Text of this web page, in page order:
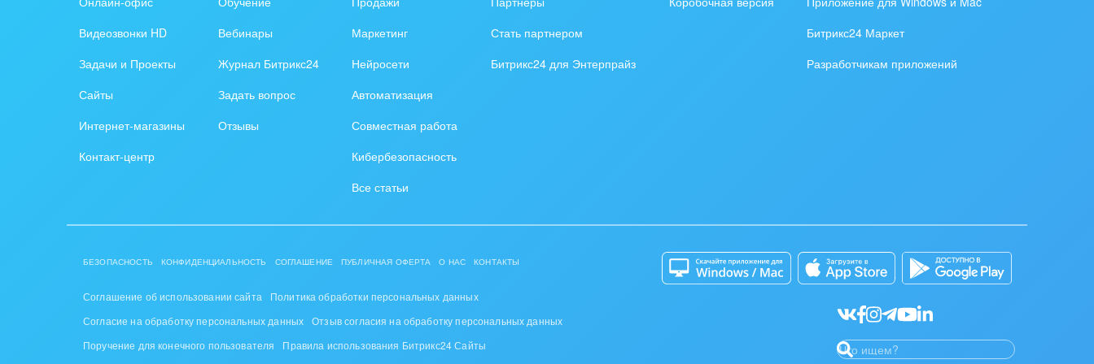
стиль
Нефть, газ
Ритуальные услуги
Рынки и торговля
Связь и телекоммуникации
Финансы, бухгалтерия, банки
Химия и нефтехимия
Электроэнергетика
Видеозвонки HD
Задачи и Проекты
Сайты
Интернет-магазины
Контакт-центр
Вебинары
Журнал Битрикс24
Задать вопрос
Отзывы
Маркетинг
Нейросети
Автоматизация
Совместная работа
Кибербезопасность
Все статьи
Стать партнером
Битрикс24 для Энтерпрайз
Битрикс24 Маркет
Разработчикам приложений
БЕЗОПАСНОСТЬ КОНФИДЕНЦИАЛЬНОСТЬ СОГЛАШЕНИЕ ПУБЛИЧНАЯ ОФЕРТА О НАС КОНТАКТЫ
Соглашение об использовании сайта
Политика обработки персональных данных
Согласие на обработку персональных данных Отзыв согласия на обработку персональных данных
Поручение для конечного пользователя
Правила использования Битрикс24 Сайты